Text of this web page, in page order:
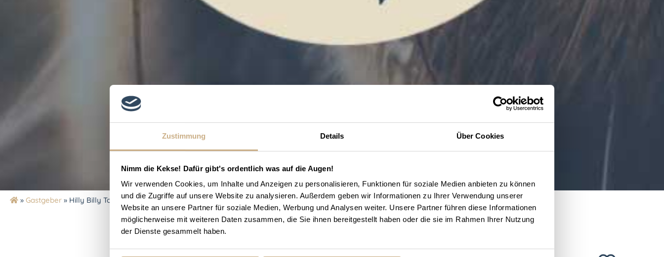
Zustimmung Details Über Cookies
Nimm die Kekse! Dafür gibt's ordentlich was auf die Augen!
Wir verwenden Cookies, um Inhalte und Anzeigen zu personalisieren, Funktionen für soziale Medien anbieten zu können
und die Zugriffe auf unsere Website zu analysieren. Außerdem geben wir Informationen zu Ihrer Verwendung unserer
Website an unsere Partner für soziale Medien, Werbung und Analysen weiter. Unsere Partner führen diese Informationen
möglicherweise mit weiteren Daten zusammen, die Sie ihnen bereitgestellt haben oder die sie im Rahmen Ihrer Nutzung
der Dienste gesammelt haben.
» Gastgeber » Hilly Billy Town